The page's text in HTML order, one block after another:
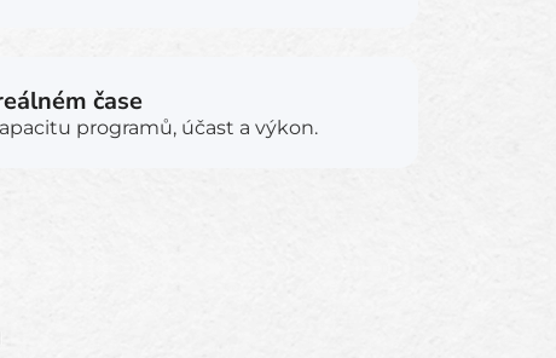
čase
programů, účast a výkon.